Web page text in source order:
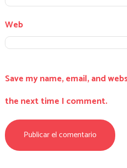
Web
Save my name, email, and
the next time I comment.